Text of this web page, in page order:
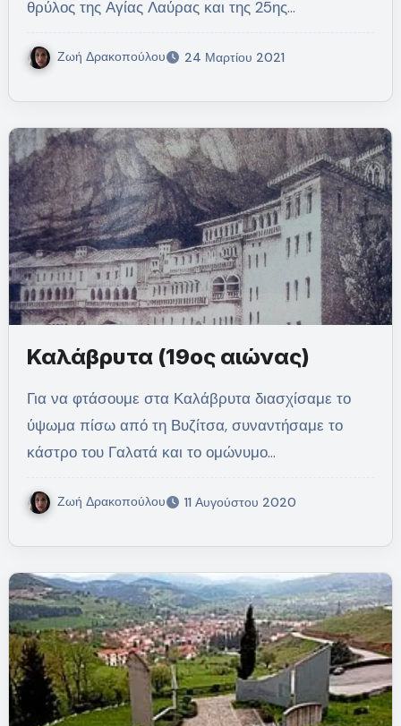
θρύλος της Αγίας Λαύρας και της 25ης…
Ζωή Δρακοπούλου 24 Μαρτίου 2021
Καλάβρυτα (19ος αιώνας)
Για να φτάσουμε στα Καλάβρυτα διασχίσαμε το
ύψωμα πίσω από τη Βυζίτσα, συναντήσαμε το
κάστρο του Γαλατά και το ομώνυμο…
Ζωή Δρακοπούλου 11 Αυγούστου 2020